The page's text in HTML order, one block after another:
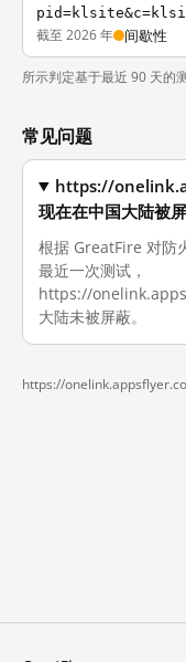
截至 2026 年 间歇性
所示判定基于最近 90 天的
常见问题
https://
现在在中国大陆被
根据 GreatFire 对防
最近一次测试，
https://
大陆未被屏蔽。
https://